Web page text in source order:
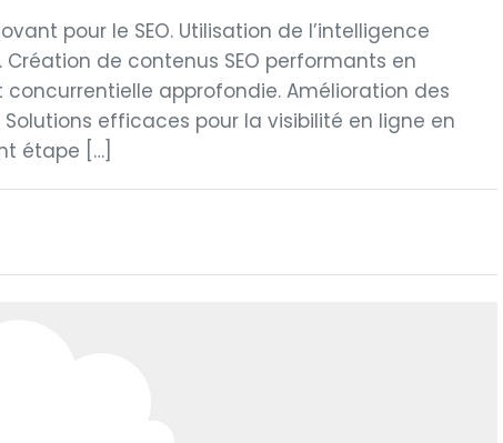
pour le SEO. Utilisation de l’intelligence
de contenus SEO performants en
approfondie. Amélioration des
efficaces pour la visibilité en ligne en
étape […]